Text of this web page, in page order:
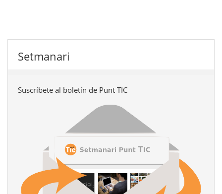
Setmanari
Suscríbete al boletín de Punt TIC